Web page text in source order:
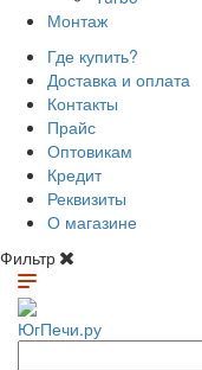
Монтаж
Где купить?
Доставка и оплата
Контакты
Прайс
Оптовикам
Кредит
Реквизиты
О магазине
Фильтр
ЮгПечи.ру